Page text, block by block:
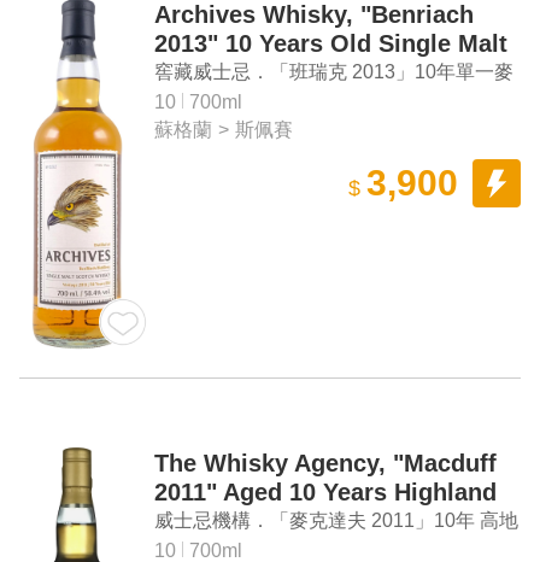
Archives Whisky, "Benriach
2013" 10 Years Old Single Malt
Scotch Whisky
窖藏威士忌．「班瑞克 2013」10年單一麥
芽蘇格蘭威士忌
10
700ml
蘇格蘭 > 斯佩賽
$ 3,900
The Whisky Agency, "Macduff
2011" Aged 10 Years Highland
Single Malt Scotch Whisky
威士忌機構．「麥克達夫 2011」10年 高地
單一麥芽蘇格蘭威士忌
10
700ml